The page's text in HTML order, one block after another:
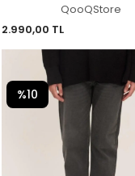
QooQStore
2.990,00 TL
%10